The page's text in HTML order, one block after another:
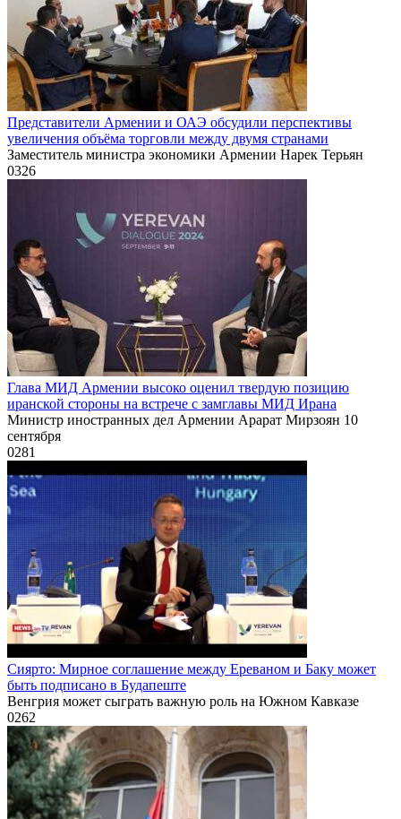
Представители Армении и ОАЭ обсудили перспективы
увеличения объёма торговли между двумя странами
Заместитель министра экономики Армении Нарек Терьян
0326
Глава МИД Армении высоко оценил твердую позицию
иранской стороны на встрече с замглавы МИД Ирана
Министр иностранных дел Армении Арарат Мирзоян 10
сентября
0281
Сиярто: Мирное соглашение между Ереваном и Баку может
быть подписано в Будапеште
Венгрия может сыграть важную роль на Южном Кавказе
0262